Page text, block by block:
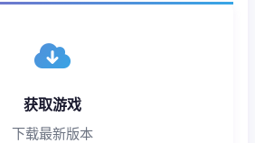
获取游戏
下载最新版本